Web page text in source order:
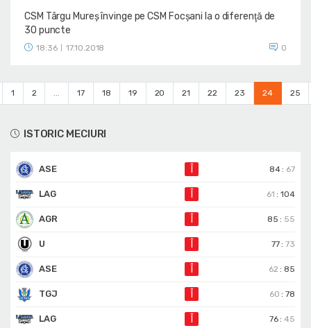
ISTORIC MECIURI
ASE Î 84 : 67
LAG Î 61 :104
AGR Î 85 : 55
U Î 77 :73
ASE Î 62 : 85
TGJ Î 60 :78
LAG Î 76 :45
CSM Târgu Mureș învinge pe CSM Focșani la o diferenţă de
30 puncte
18:36 17.10.2018 0
1 2 ... 17 18 19 20 21 22 23 24 25